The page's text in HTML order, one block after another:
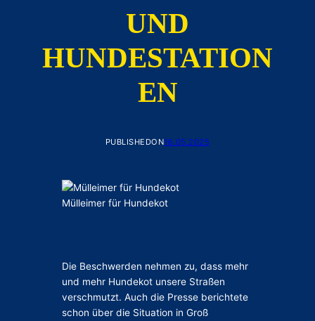
UND
HUNDESTATION
EN
PUBLISHEDON16.05.2025
Mülleimer für Hundekot
Die Beschwerden nehmen zu, dass mehr
und mehr Hundekot unsere Straßen
verschmutzt. Auch die Presse berichtete
schon über die Situation in Groß